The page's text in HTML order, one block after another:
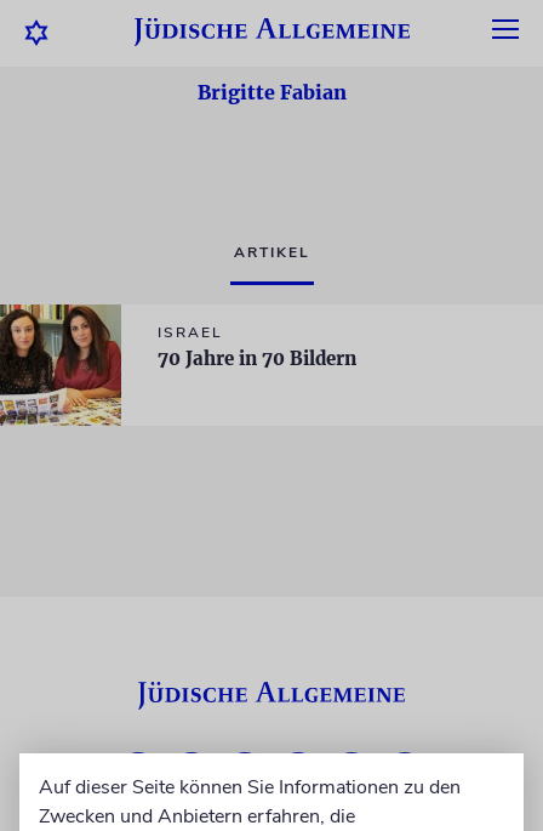
Brigitte Fabian
ARTIKEL
ISRAEL
70 Jahre in 70 Bildern
Auf dieser Seite können Sie Informationen zu den
Zwecken und Anbietern erfahren, die